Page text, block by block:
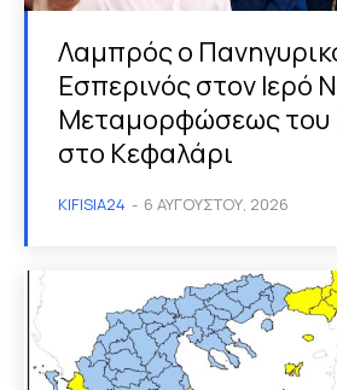
Λαμπρός ο
Εσπερινός στον Ιερό
Μεταμορφώσεως
στο Κεφαλάρι
KIFISIA24 - 6 ΑΥΓΟΎΣΤΟΥ, 2026